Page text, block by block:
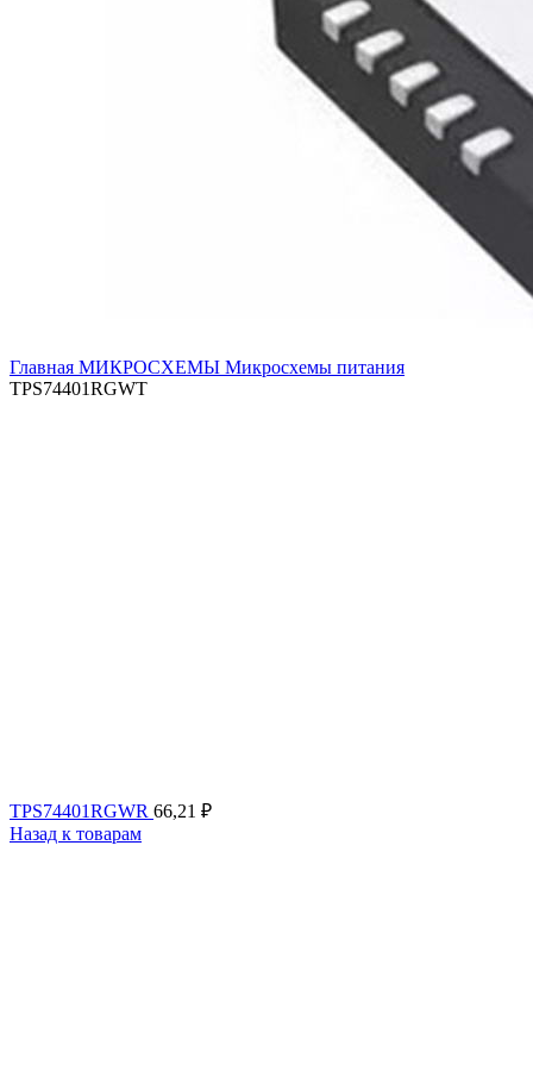
Главная МИКРОСХЕМЫ Микросхемы питания
TPS74401RGWT
TPS74401RGWR 66,21 ₽
Назад к товарам